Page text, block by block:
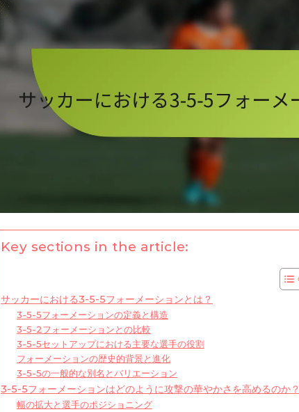
Key sections in the article:
サッカーにおける3-5-5フォーメーションとは？
3-5-5フォーメーションの定義と構造
3-5-2フォーメーションとの比較
3-5-5セットアップにおける主要な選手の役割
フォーメーションの歴史的背景と進化
3-5-5の一般的な別名とバリエーション
3-5-5フォーメーションはどのように攻撃の華やかさを高めるのか？
幅の拡大と選手のポジショニング